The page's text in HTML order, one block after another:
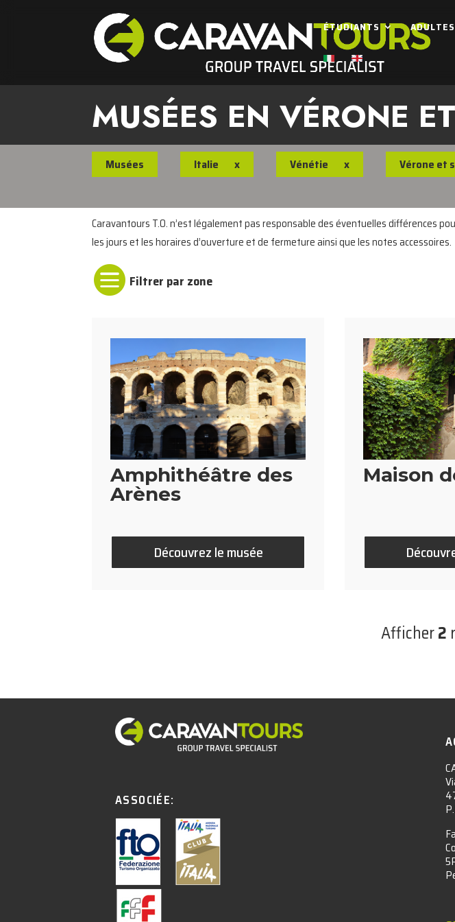
ÉTUDIANTS ADULTES
MUSÉES EN VÉRONE
Musées Italie x Vénétie x Vérone et
Caravantours T.O. n’est légalement pas responsable des éventuelles différences
les jours et les horaires d’ouverture et de fermeture ainsi que les notes accessoires.

Amphithéâtre des
Arènes
Découvrez le musée
Maison
Afficher2
ASSOCIÉE: